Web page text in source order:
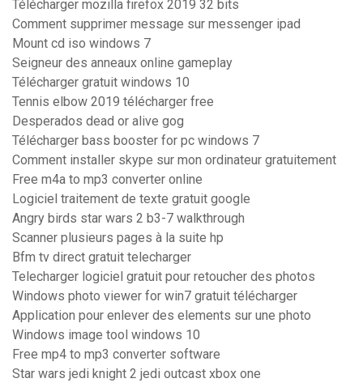
Télécharger mozilla firefox 2019 32 bits
Comment supprimer message sur messenger ipad
Mount cd iso windows 7
Seigneur des anneaux online gameplay
Télécharger gratuit windows 10
Tennis elbow 2019 télécharger free
Desperados dead or alive gog
Télécharger bass booster for pc windows 7
Comment installer skype sur mon ordinateur gratuitement
Free m4a to mp3 converter online
Logiciel traitement de texte gratuit google
Angry birds star wars 2 b3-7 walkthrough
Scanner plusieurs pages à la suite hp
Bfm tv direct gratuit telecharger
Telecharger logiciel gratuit pour retoucher des photos
Windows photo viewer for win7 gratuit télécharger
Application pour enlever des elements sur une photo
Windows image tool windows 10
Free mp4 to mp3 converter software
Star wars jedi knight 2 jedi outcast xbox one